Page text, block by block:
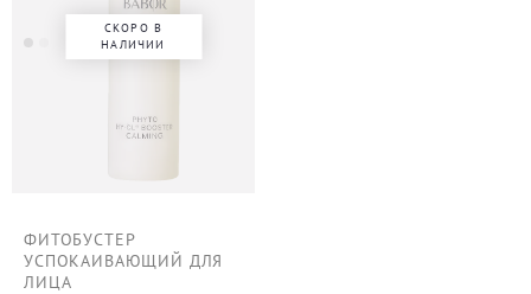
СКОРО В
НАЛИЧИИ
ФИТОБУСТЕР
УСПОКАИВАЮЩИЙ ДЛЯ
ЛИЦА